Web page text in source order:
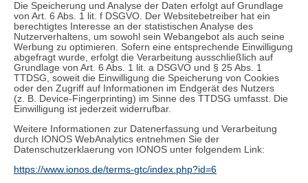
Die Speicherung und Analyse der Daten erfolgt auf Grundlage
von Art. 6 Abs. 1 lit. f DSGVO. Der Websitebetreiber hat ein
berechtigtes Interesse an der statistischen Analyse des
Nutzerverhaltens, um sowohl sein Webangebot als auch seine
Werbung zu optimieren. Sofern eine entsprechende Einwilligung
abgefragt wurde, erfolgt die Verarbeitung ausschließlich auf
Grundlage von Art. 6 Abs. 1 lit. a DSGVO und § 25 Abs. 1
TTDSG, soweit die Einwilligung die Speicherung von Cookies
oder den Zugriff auf Informationen im Endgerät des Nutzers
(z. B. Device-Fingerprinting) im Sinne des TTDSG umfasst. Die
Einwilligung ist jederzeit widerrufbar.
Weitere Informationen zur Datenerfassung und Verarbeitung
durch IONOS WebAnalytics entnehmen Sie der
Datenschutzerklaerung von IONOS unter folgendem Link:
https://www.ionos.de/terms-gtc/index.php?id=6